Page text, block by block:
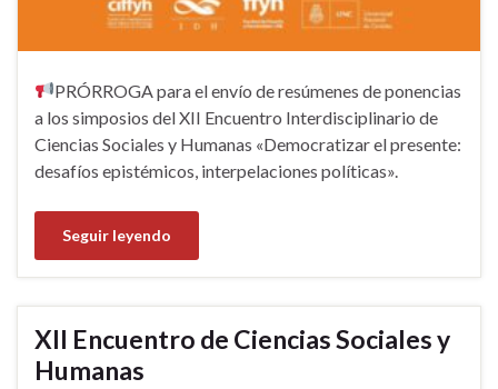
PRÓRROGA para el envío de resúmenes de ponencias
a los simposios del XII Encuentro Interdisciplinario de
Ciencias Sociales y Humanas «Democratizar el presente:
desafíos epistémicos, interpelaciones políticas».
Seguir leyendo
XII Encuentro de Ciencias Sociales y
Humanas